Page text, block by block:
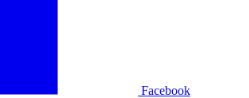
Facebook